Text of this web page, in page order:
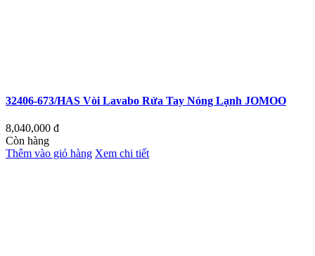
32406-673/HAS Vòi Lavabo Rửa Tay Nóng Lạnh JOMOO
8,040,000 đ
Còn hàng
Thêm vào giỏ hàng Xem chi tiết